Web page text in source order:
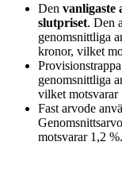
Den vanligaste
slutpriset. Den
genomsnittliga
kronor, vilket
Provisionstrappa
genomsnittliga
vilket motsvarar
Fast arvode
motsvarar 1,2 %.